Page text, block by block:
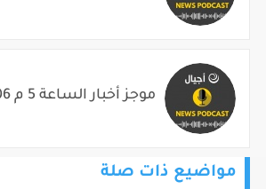
موجز أخبار الساعة 5 م 2026/08/06
مواضيع ذات صلة